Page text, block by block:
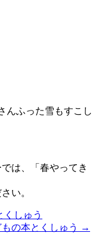
んふった雪もすこし
は、「春やってき
い。
くしゅう
の本とくしゅう
→